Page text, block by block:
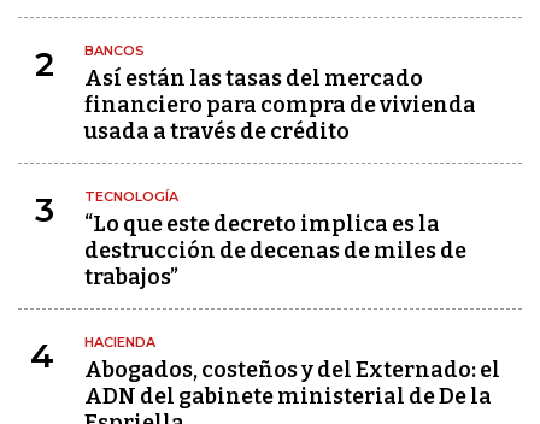
2 BANCOS
Así están las tasas del mercado
financiero para compra de vivienda
usada a través de crédito
3 TECNOLOGÍA
“Lo que este decreto implica es la
destrucción de decenas de miles de
trabajos”
4 HACIENDA
Abogados, costeños y del Externado: el
ADN del gabinete ministerial de De la